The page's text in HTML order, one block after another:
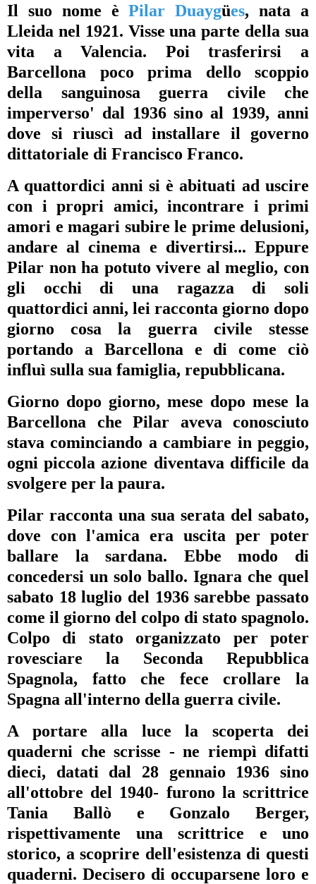
Il suo nome èPilar Duaygües, nata a
Lleida nel 1921. Visse una parte della sua
vita a Valencia. Poi trasferirsi a
Barcellona poco prima dello scoppio
della sanguinosa guerra civile che
imperverso' dal 1936 sino al 1939, anni
dove si riuscì ad installare il governo
dittatoriale di Francisco Franco.
A quattordici anni si è abituati ad uscire
con i propri amici, incontrare i primi
amori e magari subire le prime delusioni,
andare al cinema e divertirsi... Eppure
Pilar non ha potuto vivere al meglio, con
gli occhi di una ragazza di soli
quattordici anni, lei racconta giorno dopo
giorno cosa la guerra civile stesse
portando a Barcellona e di come ciò
influì sulla sua famiglia, repubblicana.
Giorno dopo giorno, mese dopo mese la
Barcellona che Pilar aveva conosciuto
stava cominciando a cambiare in peggio,
ogni piccola azione diventava difficile da
svolgere per la paura.
Pilar racconta una sua serata del sabato,
dove con l'amica era uscita per poter
ballare la sardana. Ebbe modo di
concedersi un solo ballo. Ignara che quel
sabato 18 luglio del 1936 sarebbe passato
come il giorno del colpo di stato spagnolo.
Colpo di stato organizzato per poter
rovesciare la Seconda Repubblica
Spagnola, fatto che fece crollare la
Spagna all'interno della guerra civile.
A portare alla luce la scoperta dei
quaderni che scrisse - ne riempì difatti
dieci, datati dal 28 gennaio 1936 sino
all'ottobre del 1940- furono la scrittrice
Tania Ballò e Gonzalo Berger,
rispettivamente una scrittrice e uno
storico, a scoprire dell'esistenza di questi
quaderni. Decisero di occuparsene loro e